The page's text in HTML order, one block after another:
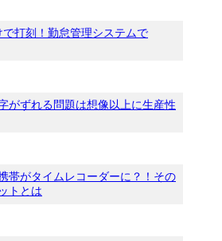
打刻！勤怠管理システムで
がずれる問題は想像以上に生産性
帯がタイムレコーダーに？！その
トとは